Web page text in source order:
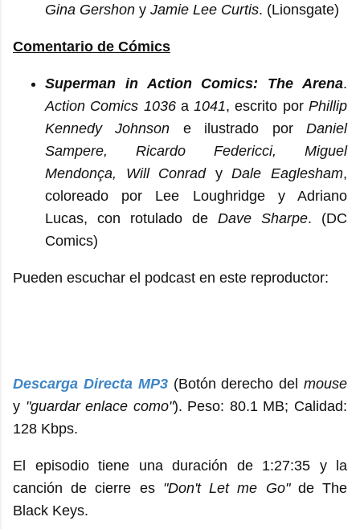
Gina Gershon y Jamie Lee Curtis. (Lionsgate)
Comentario de Cómics
Superman in Action Comics: The Arena.
Action Comics 1036a1041, escrito porPhillip
Kennedy Johnson e ilustrado porDaniel
Sampere, Ricardo Federicci, Miguel
Mendonça, Will ConradyDale Eaglesham,
coloreado por Lee Loughridge y Adriano
Lucas, con rotulado de Dave Sharpe. (DC
Comics)
Pueden escuchar el podcast en este reproductor:
Descarga Directa MP3(Botón derecho delmouse
y "guardar enlace como"). Peso: 80.1 MB; Calidad:
128 Kbps.
El episodio tiene una duración de 1:27:35 y la
canción de cierre es "Don't Let me Go"de The
Black Keys.